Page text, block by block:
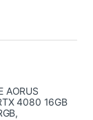
AORUS
4080 16GB